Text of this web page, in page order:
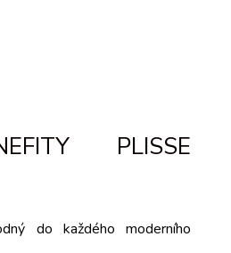
PLISSE
do každého moderního